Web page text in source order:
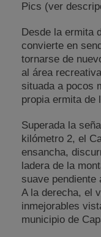
Pics (ver
Desde la ermita
convierte en
tornarse de
al área
situada a pocos
propia ermita de
Superada la
kilómetro 2, el
ensancha,
ladera de la
suave pendiente
A la derecha, el
inmejorables
municipio de